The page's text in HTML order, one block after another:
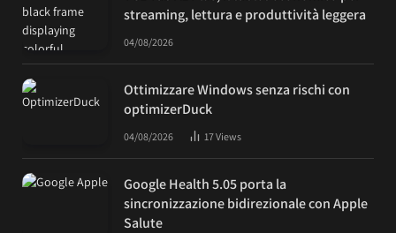
streaming, lettura e produttività leggera
04/08/2026
Ottimizzare Windows senza rischi con
optimizerDuck
04/08/2026 17Views
Google Health 5.05 porta la
sincronizzazione bidirezionale con Apple
Salute